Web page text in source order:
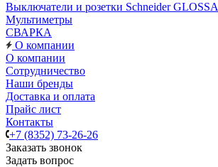
Выключатели и розетки Schneider GLOSSA
Мультиметры
СВАРКА
О компании
О компании
Сотрудничество
Наши бренды
Доставка и оплата
Прайс лист
Контакты
+7 (8352) 73-26-26
Заказать звонок
Задать вопрос